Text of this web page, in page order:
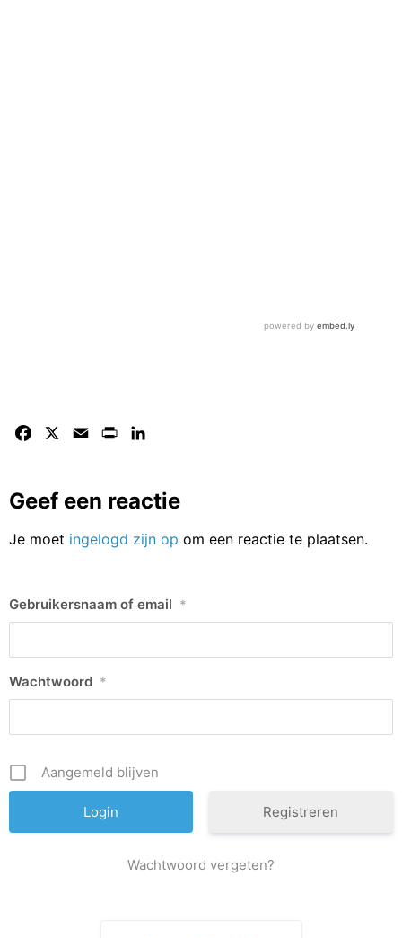
Facebook Email Print
Geef een reactie
Je moet ingelogd zijn op om een reactie te plaatsen.
Gebruikersnaam of email *
Wachtwoord *
Aangemeld blijven
Registreren
Wachtwoord vergeten?